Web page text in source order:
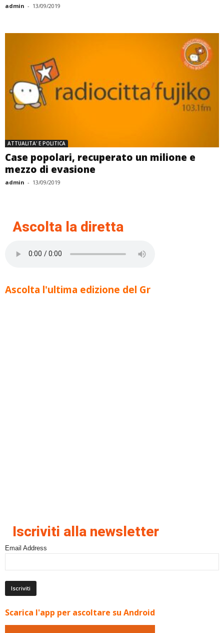
admin - 13/09/2019
ATTUALITA' E POLITICA
Case popolari, recuperato un milione e
mezzo di evasione
admin - 13/09/2019
Ascolta la diretta
Ascolta l'ultima edizione del Gr
Iscriviti alla newsletter
Email Address
Scarica l'app per ascoltare su Android